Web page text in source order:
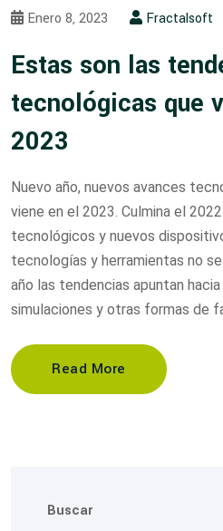
Enero 8, 2023 Fractalsoft
Estas son las
tecnológicas que
2023
Nuevo año, nuevos avances
viene en el 2023. Culmina el
tecnológicos y nuevos
tecnologías y herramientas no
año las tendencias apuntan
simulaciones y otras formas de
Read More
Buscar